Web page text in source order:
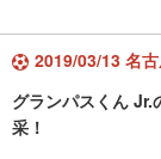
2019/03/13 名
グランパスくん Jr.
采！